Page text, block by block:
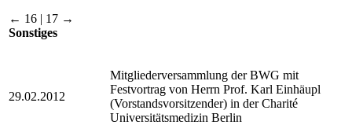
← 16 | 17 →
Sonstiges
29.02.2012
Mitgliederversammlung der BWG mit
Festvortrag von Herrn Prof. Karl Einhäupl
(Vorstandsvorsitzender) in der Charité
Universitätsmedizin Berlin